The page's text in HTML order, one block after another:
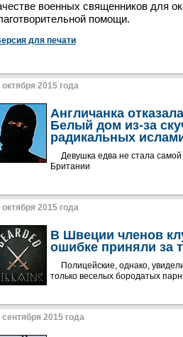
военных священников для
помощи.
для печати
октября 2015 года
Англичанка
Белый дом из-за
радикальных
Девушка едва не стала
Британии
октября 2015 года
В Швеции членов
ошибке приняли за
Полицейские, однако,
только веселых бородатых
сентября 2015 года